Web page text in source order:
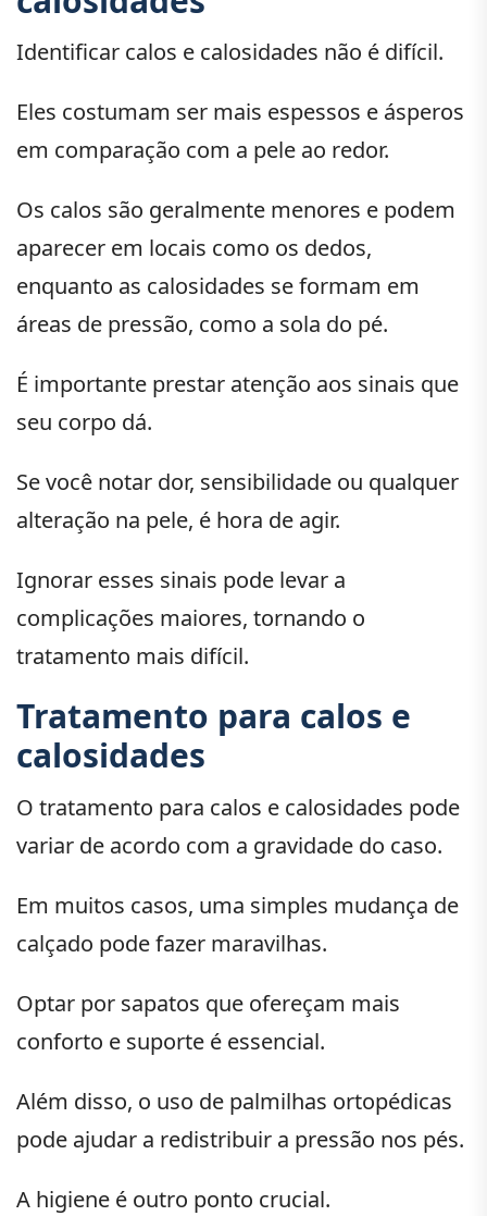
Identificar calos e calosidades não é difícil.
Eles costumam ser mais espessos e ásperos
em comparação com a pele ao redor.
Os calos são geralmente menores e podem
aparecer em locais como os dedos,
enquanto as calosidades se formam em
áreas de pressão, como a sola do pé.
É importante prestar atenção aos sinais que
seu corpo dá.
Se você notar dor, sensibilidade ou qualquer
alteração na pele, é hora de agir.
Ignorar esses sinais pode levar a
complicações maiores, tornando o
tratamento mais difícil.
Tratamento para calos e
calosidades
O tratamento para calos e calosidades pode
variar de acordo com a gravidade do caso.
Em muitos casos, uma simples mudança de
calçado pode fazer maravilhas.
Optar por sapatos que ofereçam mais
conforto e suporte é essencial.
Além disso, o uso de palmilhas ortopédicas
pode ajudar a redistribuir a pressão nos pés.
A higiene é outro ponto crucial.